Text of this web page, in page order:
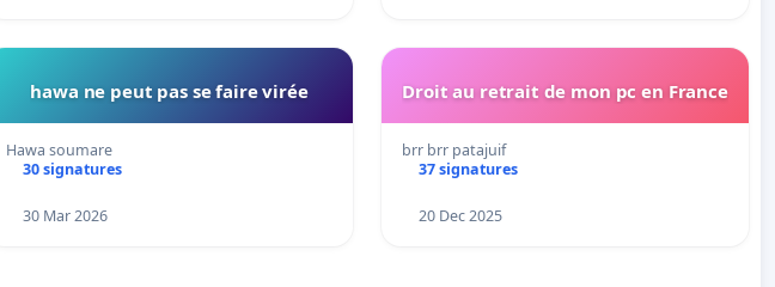
hawa ne peut pas se faire virée
Hawa soumare
30 signatures
30 Mar 2026
Droit au retrait de mon pc en France
brr brr patajuif
37 signatures
20 Dec 2025